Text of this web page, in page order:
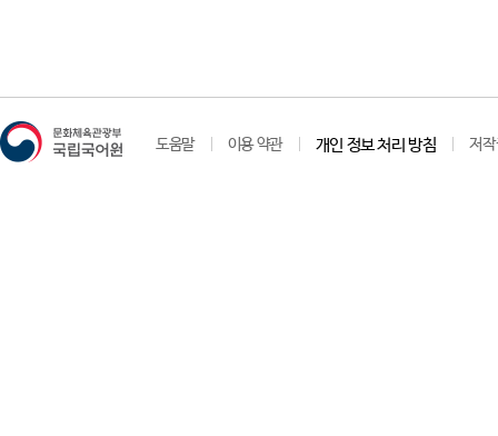
도움말 이용 약관 개인 정보 처리 방침 저